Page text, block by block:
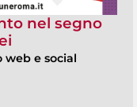
nel segno
web e social